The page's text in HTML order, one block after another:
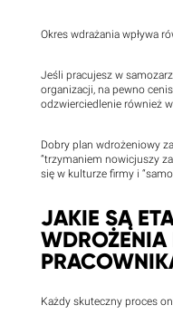
Okres wdrażania wpływa
Jeśli pracujesz w
organizacji, na pewno
odzwierciedlenie również
Dobry plan wdrożeniowy
“trzymaniem nowicjuszy
się w kulturze firmy i
JAKIE SĄ
Każdy skuteczny proces